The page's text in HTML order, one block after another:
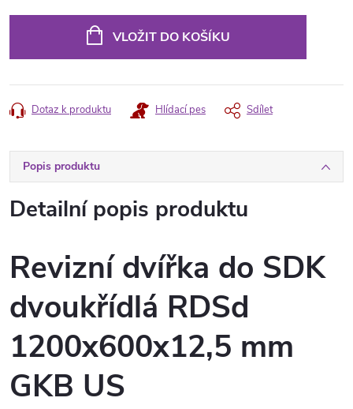
VLOŽIT DO KOŠÍKU
Dotaz k produktu Hlídací pes Sdílet
Popis produktu
Detailní popis produktu
Revizní dvířka do SDK
dvoukřídlá RDSd
1200x600x12,5 mm
GKB US